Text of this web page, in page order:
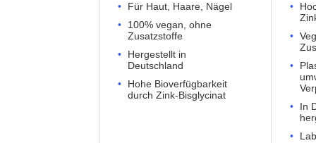
Für Haut, Haare, Nägel
100% vegan, ohne
Zusatzstoffe
Hergestellt in
Deutschland
Hohe Bioverfügbarkeit
durch Zink-Bisglycinat
In